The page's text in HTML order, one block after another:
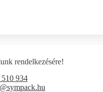
rendelkezésére!
934